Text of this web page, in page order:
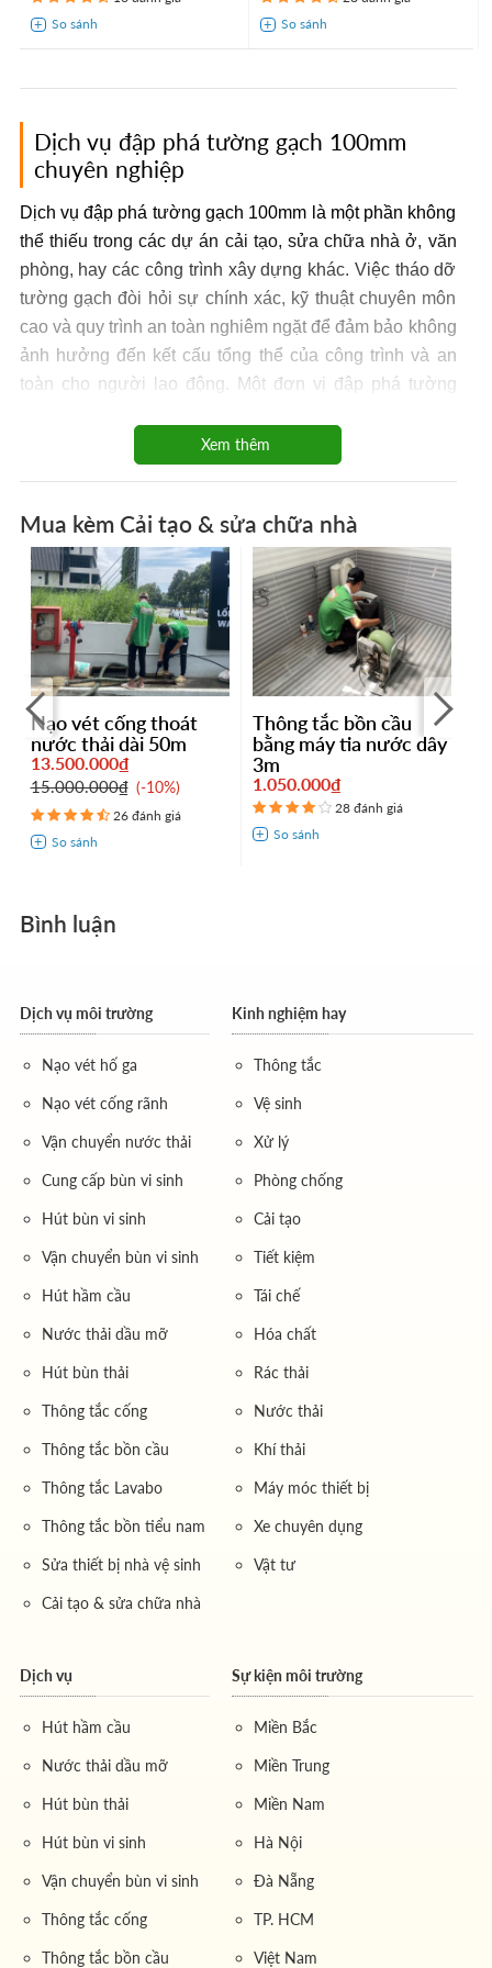
Dịch vụ đập phá tường gạch 100mm
chuyên nghiệp
Dịch vụ đập phá tường gạch 100mm là một phần không
thể thiếu trong các dự án cải tạo, sửa chữa nhà ở, văn
phòng, hay các công trình xây dựng khác. Việc tháo dỡ
tường gạch đòi hỏi sự chính xác, kỹ thuật chuyên môn
cao và quy trình an toàn nghiêm ngặt để đảm bảo không
ảnh hưởng đến kết cấu tổng thể của công trình và an
toàn cho người lao động. Một đơn vị đập phá tường
công việc này một cách hiệu quả, nhanh chóng và tiết
kiệm chi phí tối ưu.
1.1 Dịch vụ đập phá tường gạch 100mm
của Môi Trường Miền Đông
Môi Trường Miền Đông tự hào là đơn vị hàng đầu trong
vụ đập phá tường gạch 100mm. Với bề dày kinh
nghiệm lên đến 10 năm trong ngành xây dựng, chúng
tôi đã thực hiện thành công hàng trăm dự án lớn nhỏ, từ
Xem thêm
Mua kèm Cải tạo & sửa chữa nhà
Nạo vét cống thoát
nước thải dài 50m
13.500.000₫
15.000.000₫ -10%
26 đánh giá
Thông tắc bồn cầu
bằng máy tia nước dây
3m
1.050.000₫
28 đánh giá
Bình luận
Dịch vụ môi trường
Nạo vét hố ga
Nạo vét cống rãnh
Vận chuyển nước thải
Cung cấp bùn vi sinh
Hút bùn vi sinh
Vận chuyển bùn vi sinh
Hút hầm cầu
Nước thải dầu mỡ
Hút bùn thải
Thông tắc cống
Thông tắc bồn cầu
Thông tắc Lavabo
Thông tắc bồn tiểu nam
Sửa thiết bị nhà vệ sinh
Cải tạo & sửa chữa nhà
Kinh nghiệm hay
Thông tắc
Vệ sinh
Xử lý
Phòng chống
Cải tạo
Tiết kiệm
Tái chế
Hóa chất
Rác thải
Nước thải
Khí thải
Máy móc thiết bị
Xe chuyên dụng
Vật tư
Dịch vụ
Hút hầm cầu
Nước thải dầu mỡ
Hút bùn thải
Hút bùn vi sinh
Vận chuyển bùn vi sinh
Thông tắc cống
Thông tắc bồn cầu
Sự kiện môi trường
Miền Bắc
Miền Trung
Miền Nam
Hà Nội
Đà Nẵng
TP. HCM
Việt Nam